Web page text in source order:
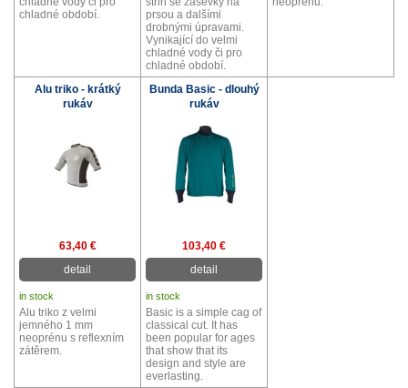
chladné období.
prsou a dalšími
drobnými úpravami.
Vynikající do velmi
chladné vody či pro
chladné období.
Alu triko - krátký
rukáv
Bunda Basic - dlouhý
rukáv
63,40 €
detail
103,40 €
detail
in stock in stock
Alu triko z velmi
jemného 1 mm
neoprénu s reflexním
zátěrem.
Basic is a simple cag of
classical cut. It has
been popular for ages
that show that its
design and style are
everlasting.